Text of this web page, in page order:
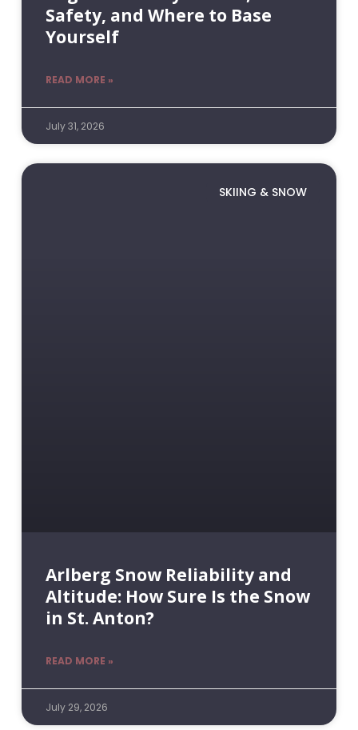
Safety, and Where to Base
Yourself
READ MORE »
July 31, 2026
SKIING & SNOW
Arlberg Snow Reliability and
Altitude: How Sure Is the Snow
in St. Anton?
READ MORE »
July 29, 2026